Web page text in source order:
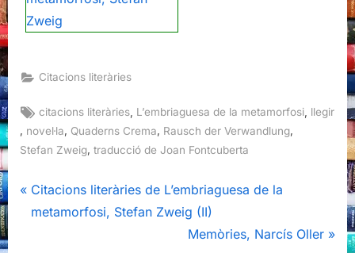
Citacions literàries
Tags:
citacions literàries L’embriaguesa de la metamorfosi llegir
, novel·la, Quaderns Crema, Rausch der Verwandlung,
Stefan Zweig traducció de Joan Fontcuberta
Navegació
d'entrades
P
r
Citacions literàries de L’embriaguesa de la
metamorfosi, Stefan Zweig (II)
N
Memòries, Narcís Oller